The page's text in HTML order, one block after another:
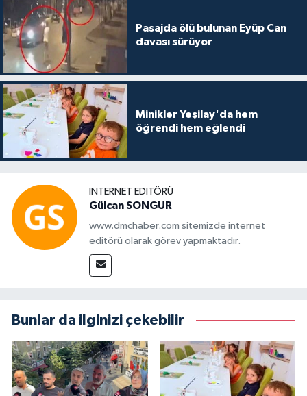
Pasajda ölü bulunan Eyüp Can
davası sürüyor
Minikler Yeşilay'da hem
öğrendi hem eğlendi
İNTERNET EDITÖRÜ
Gülcan SONGUR
www.dmchaber.com sitemizde internet
editörü olarak görev yapmaktadır.
Bunlar da ilginizi çekebilir